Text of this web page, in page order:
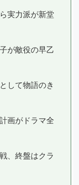
実力派が新堂
が敵役の早乙
して物語のき
画がドラマ全
、終盤はクラ